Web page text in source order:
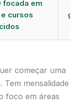
focada em
cursos
começar uma
mensalidade
foco em áreas